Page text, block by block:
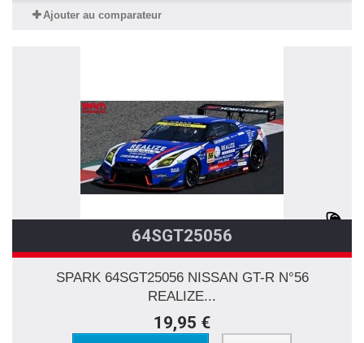
Ajouter au comparateur
64SGT25056
SPARK 64SGT25056 NISSAN GT-R N°56
REALIZE...
19,95 €